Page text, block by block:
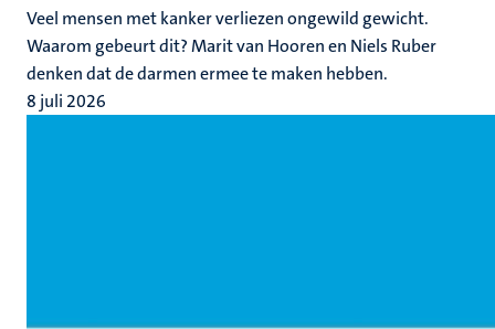
Veel mensen met kanker verliezen ongewild gewicht.
Waarom gebeurt dit? Marit van Hooren en Niels Ruber
denken dat de darmen ermee te maken hebben.
8 juli 2026